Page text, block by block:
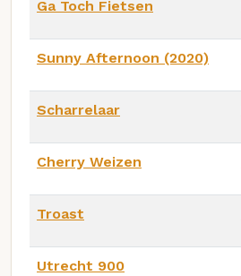
Ga Toch Fietsen
Sunny Afternoon (2020)
Scharrelaar
Cherry Weizen
Troast
Utrecht 900